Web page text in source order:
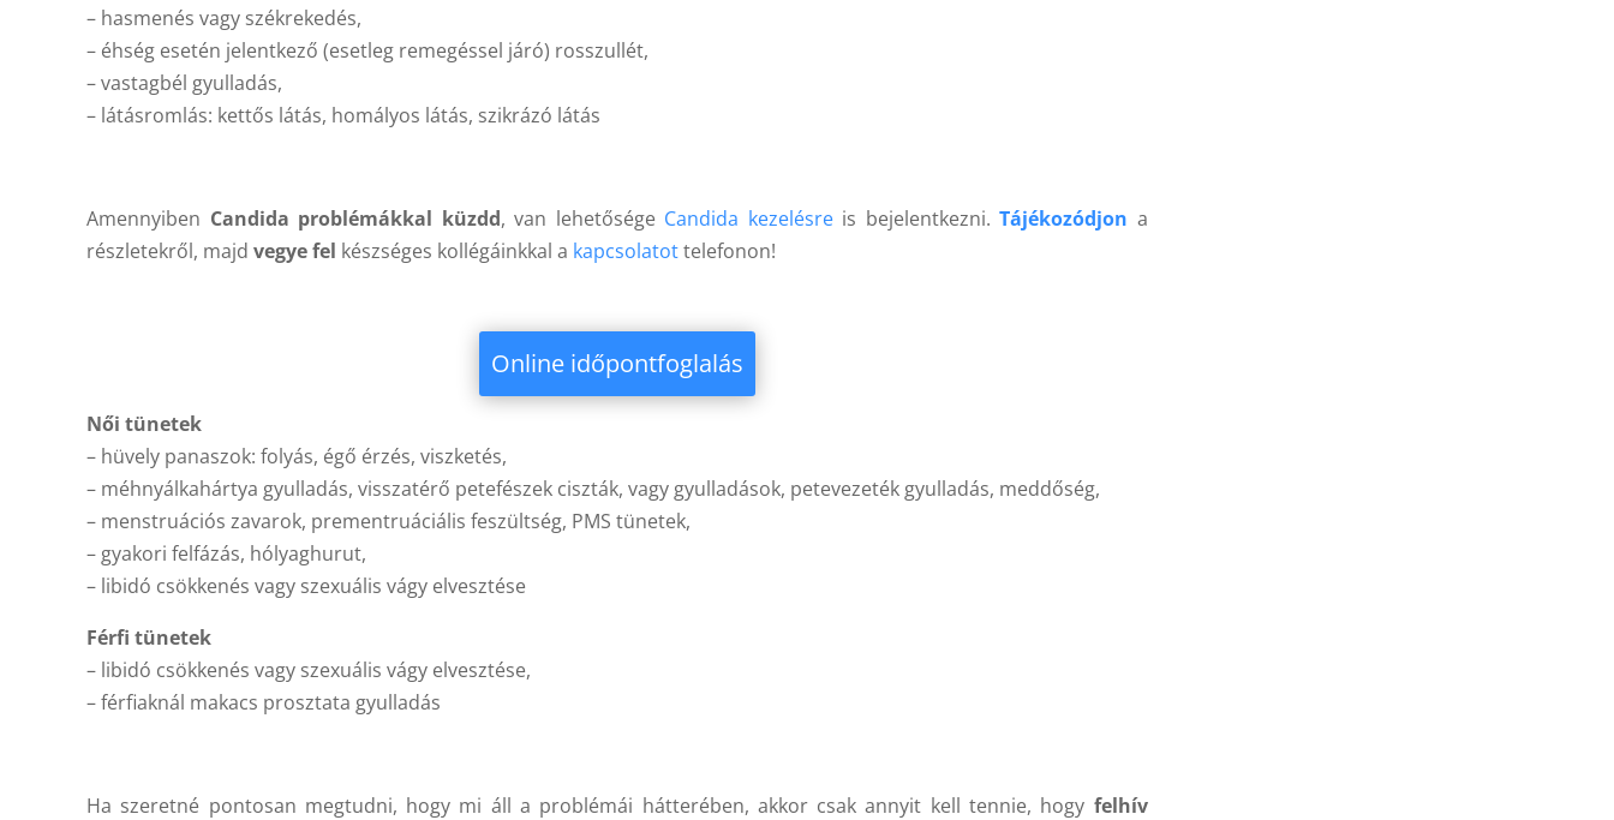
– hasmenés vagy székrekedés,
– éhség esetén jelentkező (esetleg remegéssel járó) rosszullét,
– vastagbél gyulladás,
– látásromlás: kettős látás, homályos látás, szikrázó látás
Amennyiben Candida problémákkal küzdd, van lehetősége Candida kezelésreis bejelentkezni. Tájékozódjon a
részletekről, majd vegye fel készséges kollégáinkkal a kapcsolatottelefonon!
Online időpontfoglalás
Női tünetek
– hüvely panaszok: folyás, égő érzés, viszketés,
– méhnyálkahártya gyulladás, visszatérő petefészek ciszták, vagy gyulladások, petevezeték gyulladás, meddőség,
– menstruációs zavarok, prementruáciális feszültség, PMS tünetek,
– gyakori felfázás, hólyaghurut,
– libidó csökkenés vagy szexuális vágy elvesztése
Férfi tünetek
– libidó csökkenés vagy szexuális vágy elvesztése,
– férfiaknál makacs prosztata gyulladás
Ha szeretné pontosan megtudni, hogy mi áll a problémái hátterében, akkor csak annyit kell tennie, hogy felhív